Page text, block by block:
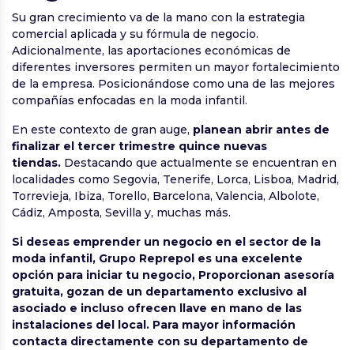
Su gran crecimiento va de la mano con la estrategia
comercial aplicada y su fórmula de negocio.
Adicionalmente, las aportaciones económicas de
diferentes inversores permiten un mayor fortalecimiento
de la empresa. Posicionándose como una de las mejores
compañías enfocadas en la moda infantil.
En este contexto de gran auge, planean abrir antes de
finalizar el tercer trimestre quince nuevas
tiendas. Destacando que actualmente se encuentran en
localidades como Segovia, Tenerife, Lorca, Lisboa, Madrid,
Torrevieja, Ibiza, Torello, Barcelona, Valencia, Albolote,
Cádiz, Amposta, Sevilla y, muchas más.
Si deseas emprender un negocio en el sector de la
moda infantil, Grupo Reprepol es una excelente
opción para iniciar tu negocio, Proporcionan asesoría
gratuita, gozan de un departamento exclusivo al
asociado e incluso ofrecen llave en mano de las
instalaciones del local. Para mayor información
contacta directamente con su departamento de